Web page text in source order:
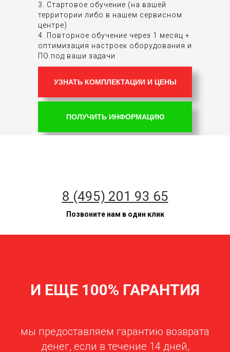
3. Стартовое обучение (на вашей
территории либо в нашем сервисном
центре)
4. Повторное обучение через 1 месяц +
оптимизация настроек оборудования и
ПО под ваши задачи
УЗНАТЬ КОМПЛЕКТАЦИИ И ЦЕНЫ
ПОЛУЧИТЬ ИНФОРМАЦИЮ
8 (495) 201 93 65
Позвоните нам в один клик
И ЕЩЕ 100% ГАРАНТИЯ
мы предоставляем гарантию возврата
денег, если в течение 14 дней,